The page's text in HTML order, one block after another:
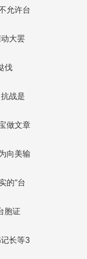
允许台
大罢
伐
战是
做文章
向美输
的“台
胞证
长等3